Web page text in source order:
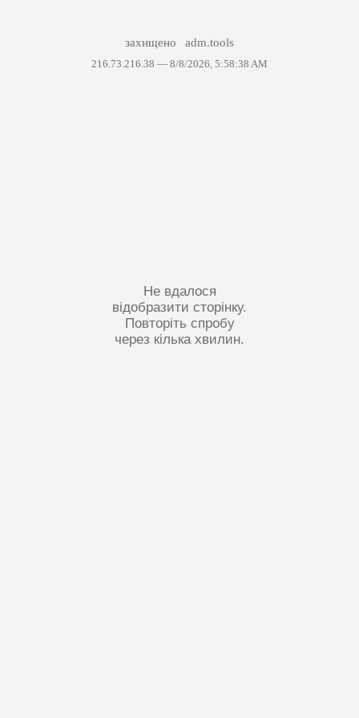
захищено adm.tools
216.73.216.38 — 8/8/2026, 5:58:38 AM
Не вдалося
відобразити сторінку.
Повторіть спробу
через кілька хвилин.